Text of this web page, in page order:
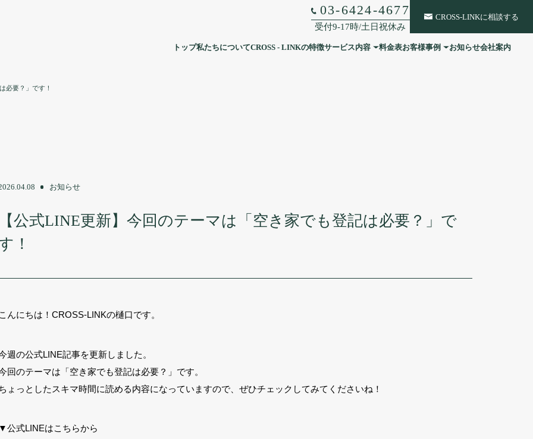
03-6424-4677
受付9-17時/土日祝休み
CROSS-LINKに相談する
トップ私たちについてCROSS - LINKの特徴サービス内容 料金表お客様事例 お知らせ会社案内
必要？」です！
お知らせ
公式LINE更新】今回のテーマは「空き家でも登記は必要？」で
！
んにちは！CROSS-LINKの樋口です。
週の公式LINE記事を更新しました。
回のテーマは「空き家でも登記は必要？」です。
ょっとしたスキマ時間に読める内容になっていますので、ぜひチェックしてみてくださいね！
公式LINEはこちらから